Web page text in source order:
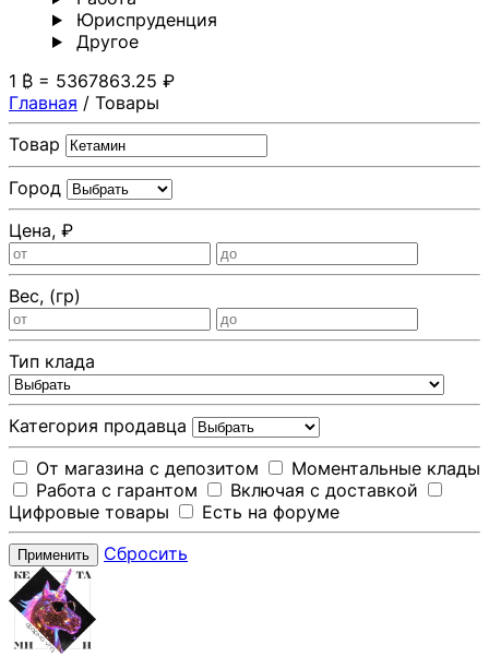
Юриспруденция
Другoе
1 ₿ = 5367863.25 ₽
Главная / Товары
Товар
Город
Цена, ₽
Вес, (гр)
Тип клада
Категория продавца
От магазина с депозитом
Моментальные клады
Работа с гарантом
Включая с доставкой
Цифровые товары
Есть на форуме
Применить Сбросить